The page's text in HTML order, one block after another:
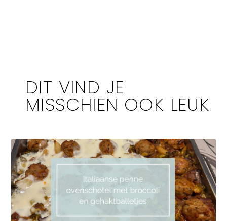
DIT VIND JE
MISSCHIEN OOK LEUK